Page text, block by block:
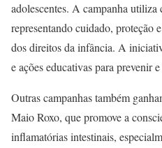
adolescentes. A campanha
representando cuidado, proteção
dos direitos da infância. A
e ações educativas para prevenir
Outras campanhas também
Maio Roxo, que promove a
inflamatórias intestinais,